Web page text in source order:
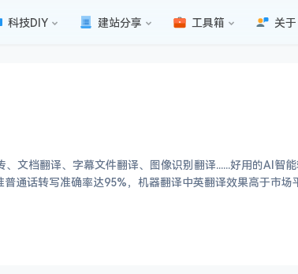
科技DIY 建站分享 工具箱 关于
文档翻译、字幕文件翻译、图像识别翻译......好用的AI智能
别无背景音标准普通话转写准确率达95%，机器翻译中英翻译效果高于